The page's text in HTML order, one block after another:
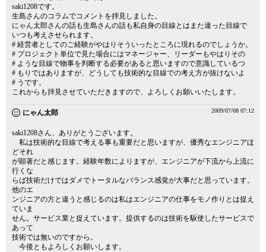
saki1208です。
生島さんのコラムでコメントを拝見しました。
にゃん太郎さんの話も生島さんの話も私自身の目線とはまた違った目線で
いつも考えさせられます。
# 経営者としてのご経験がやはりそういったところに現れるのでしょうか。
# プロジェクト単位で見た場合にはマネージャー、リーダーもやはりその
# ような目線で物事を判断する必要があると思いますので意識しているつ
# もりではありますが、どうしても技術的な目線での考え方が抜けないよ
# うです。
これからも拝見させていただきますので、よろしくお願いいたします。
にゃん太郎 2009/07/08 07:12
saki1208さん、ありがとうございます。
私は技術的な目線で考える事も重要だと思いますが、優秀なエンジニアほ
どそれ
が顕著だと感じます。経験年数によりますが、エンジニアが下流から上流に
行くな
らば技術だけではダメでトータルなバランス感覚が大事だと思っています。
他のエ
ンジニアの方と違うと感じるのは私はエンジニアの仕事をモノ作りとは捉え
ていま
せん。サービス業と捉えています。提供するのは技術を駆使したサービスで
あって
技術では無いのですから。
今後ともよろしくお願いします。